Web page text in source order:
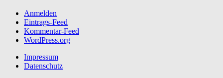
Anmelden
Eintrags-Feed
Kommentar-Feed
WordPress.org
Impressum
Datenschutz